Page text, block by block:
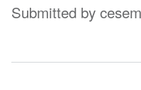
Submitted by cesem